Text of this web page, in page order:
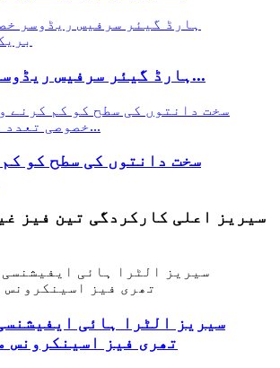
ہارڈ گیئر سرفیس ریڈوسر ایس...
سخت دانتوں کی سطح کو
تھری فیز اسینکرونس